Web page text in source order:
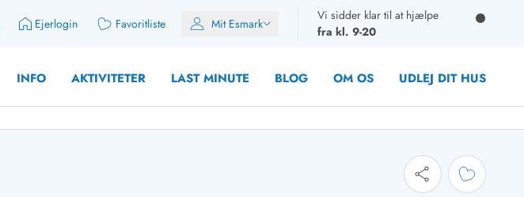
Ejerlogin Favoritliste Mit Esmark
Vi sidder klar til at hjælpe
fra kl. 9-20
INFO AKTIVITETER LAST MINUTE BLOG OM OS UDLEJ DIT HUS